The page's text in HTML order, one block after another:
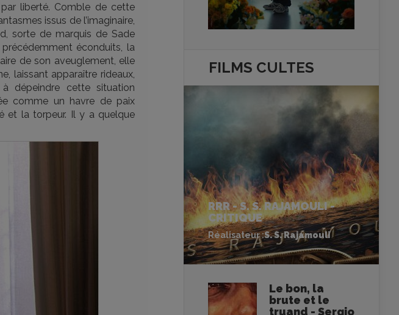
liberté. Comble de cette
issus de l’imaginaire,
sorte de marquis de Sade
éconduits, la
de son aveuglement, elle
laissant apparaître rideaux,
dépeindre cette situation
comme un havre de paix
et la torpeur. Il y a quelque
FILMS CULTES
RRR - S. S. RAJAMOULI -
CRITIQUE
Réalisateur :S. S. Rajamouli
Le bon, la
brute et le
truand - Sergio